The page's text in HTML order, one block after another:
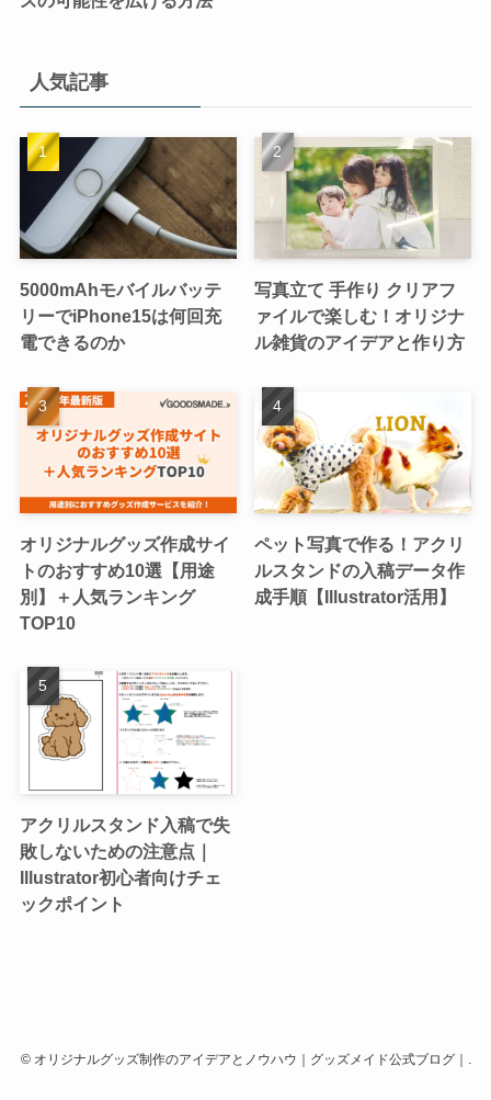
人気記事
5000mAhモバイルバッテ
リーでiPhone15は何回充
電できるのか
写真立て 手作り クリアフ
ァイルで楽しむ！オリジナ
ル雑貨のアイデアと作り方
オリジナルグッズ作成サイ
トのおすすめ10選【用途
別】＋人気ランキング
TOP10
ペット写真で作る！アクリ
ルスタンドの入稿データ作
成手順【Illustrator活用】
アクリルスタンド入稿で失
敗しないための注意点｜
Illustrator初心者向けチェ
ックポイント
©オリジナルグッズ制作のアイデアとノウハウ｜グッズメイド公式ブログ｜.